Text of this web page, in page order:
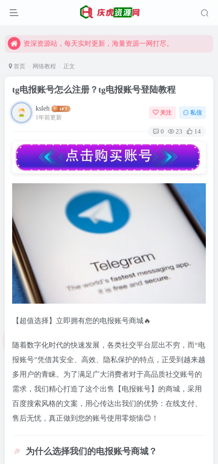
资深资源站，每天实时更新，海量资源一网打尽。
资深资源站，每天实时更新，海量资源一网打尽。
首页 网络教程 正文
tg电报账号怎么注册？tg电报账号登陆教程
ksleh
1年前更新
关注 私信
0 23 14
【超值选择】立即拥有您的电报账号商城🔥
随着数字化时代的快速发展，各类社交平台层出不穷，而“电
报账号”凭借其安全、高效、隐私保护的特点，正受到越来越
多用户的青睐。为了满足广大消费者对于高品质社交账号的
需求，我们精心打造了这个出售【电报账号】的商城，采用
百度搜索风格的文案，用心传达出我们的优势：在线支付、
售后无忧，真正做到您的账号使用零烦恼😊！
为什么选择我们的电报账号商城？